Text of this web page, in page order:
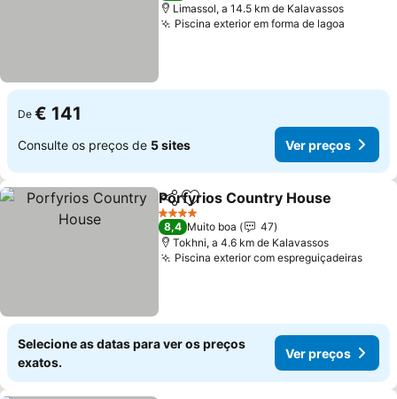
Limassol, a 14.5 km de Kalavassos
Piscina exterior em forma de lagoa
De € 141
Consulte os preços de 5 sites Ver preços
PartilharAdicionar aos favoritos
Porfyrios Country House
4 Estrelas
8,4 Muito boa
47
Tokhni, a 4.6 km de Kalavassos
Piscina exterior com espreguiçadeiras
Selecione as datas para ver os preços
exatos.
Ver preços